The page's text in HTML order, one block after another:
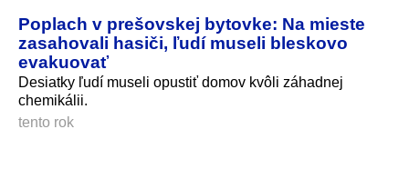
Poplach v prešovskej bytovke: Na mieste
zasahovali hasiči, ľudí museli bleskovo
evakuovať
Desiatky ľudí museli opustiť domov kvôli záhadnej
chemikálii.
tento rok